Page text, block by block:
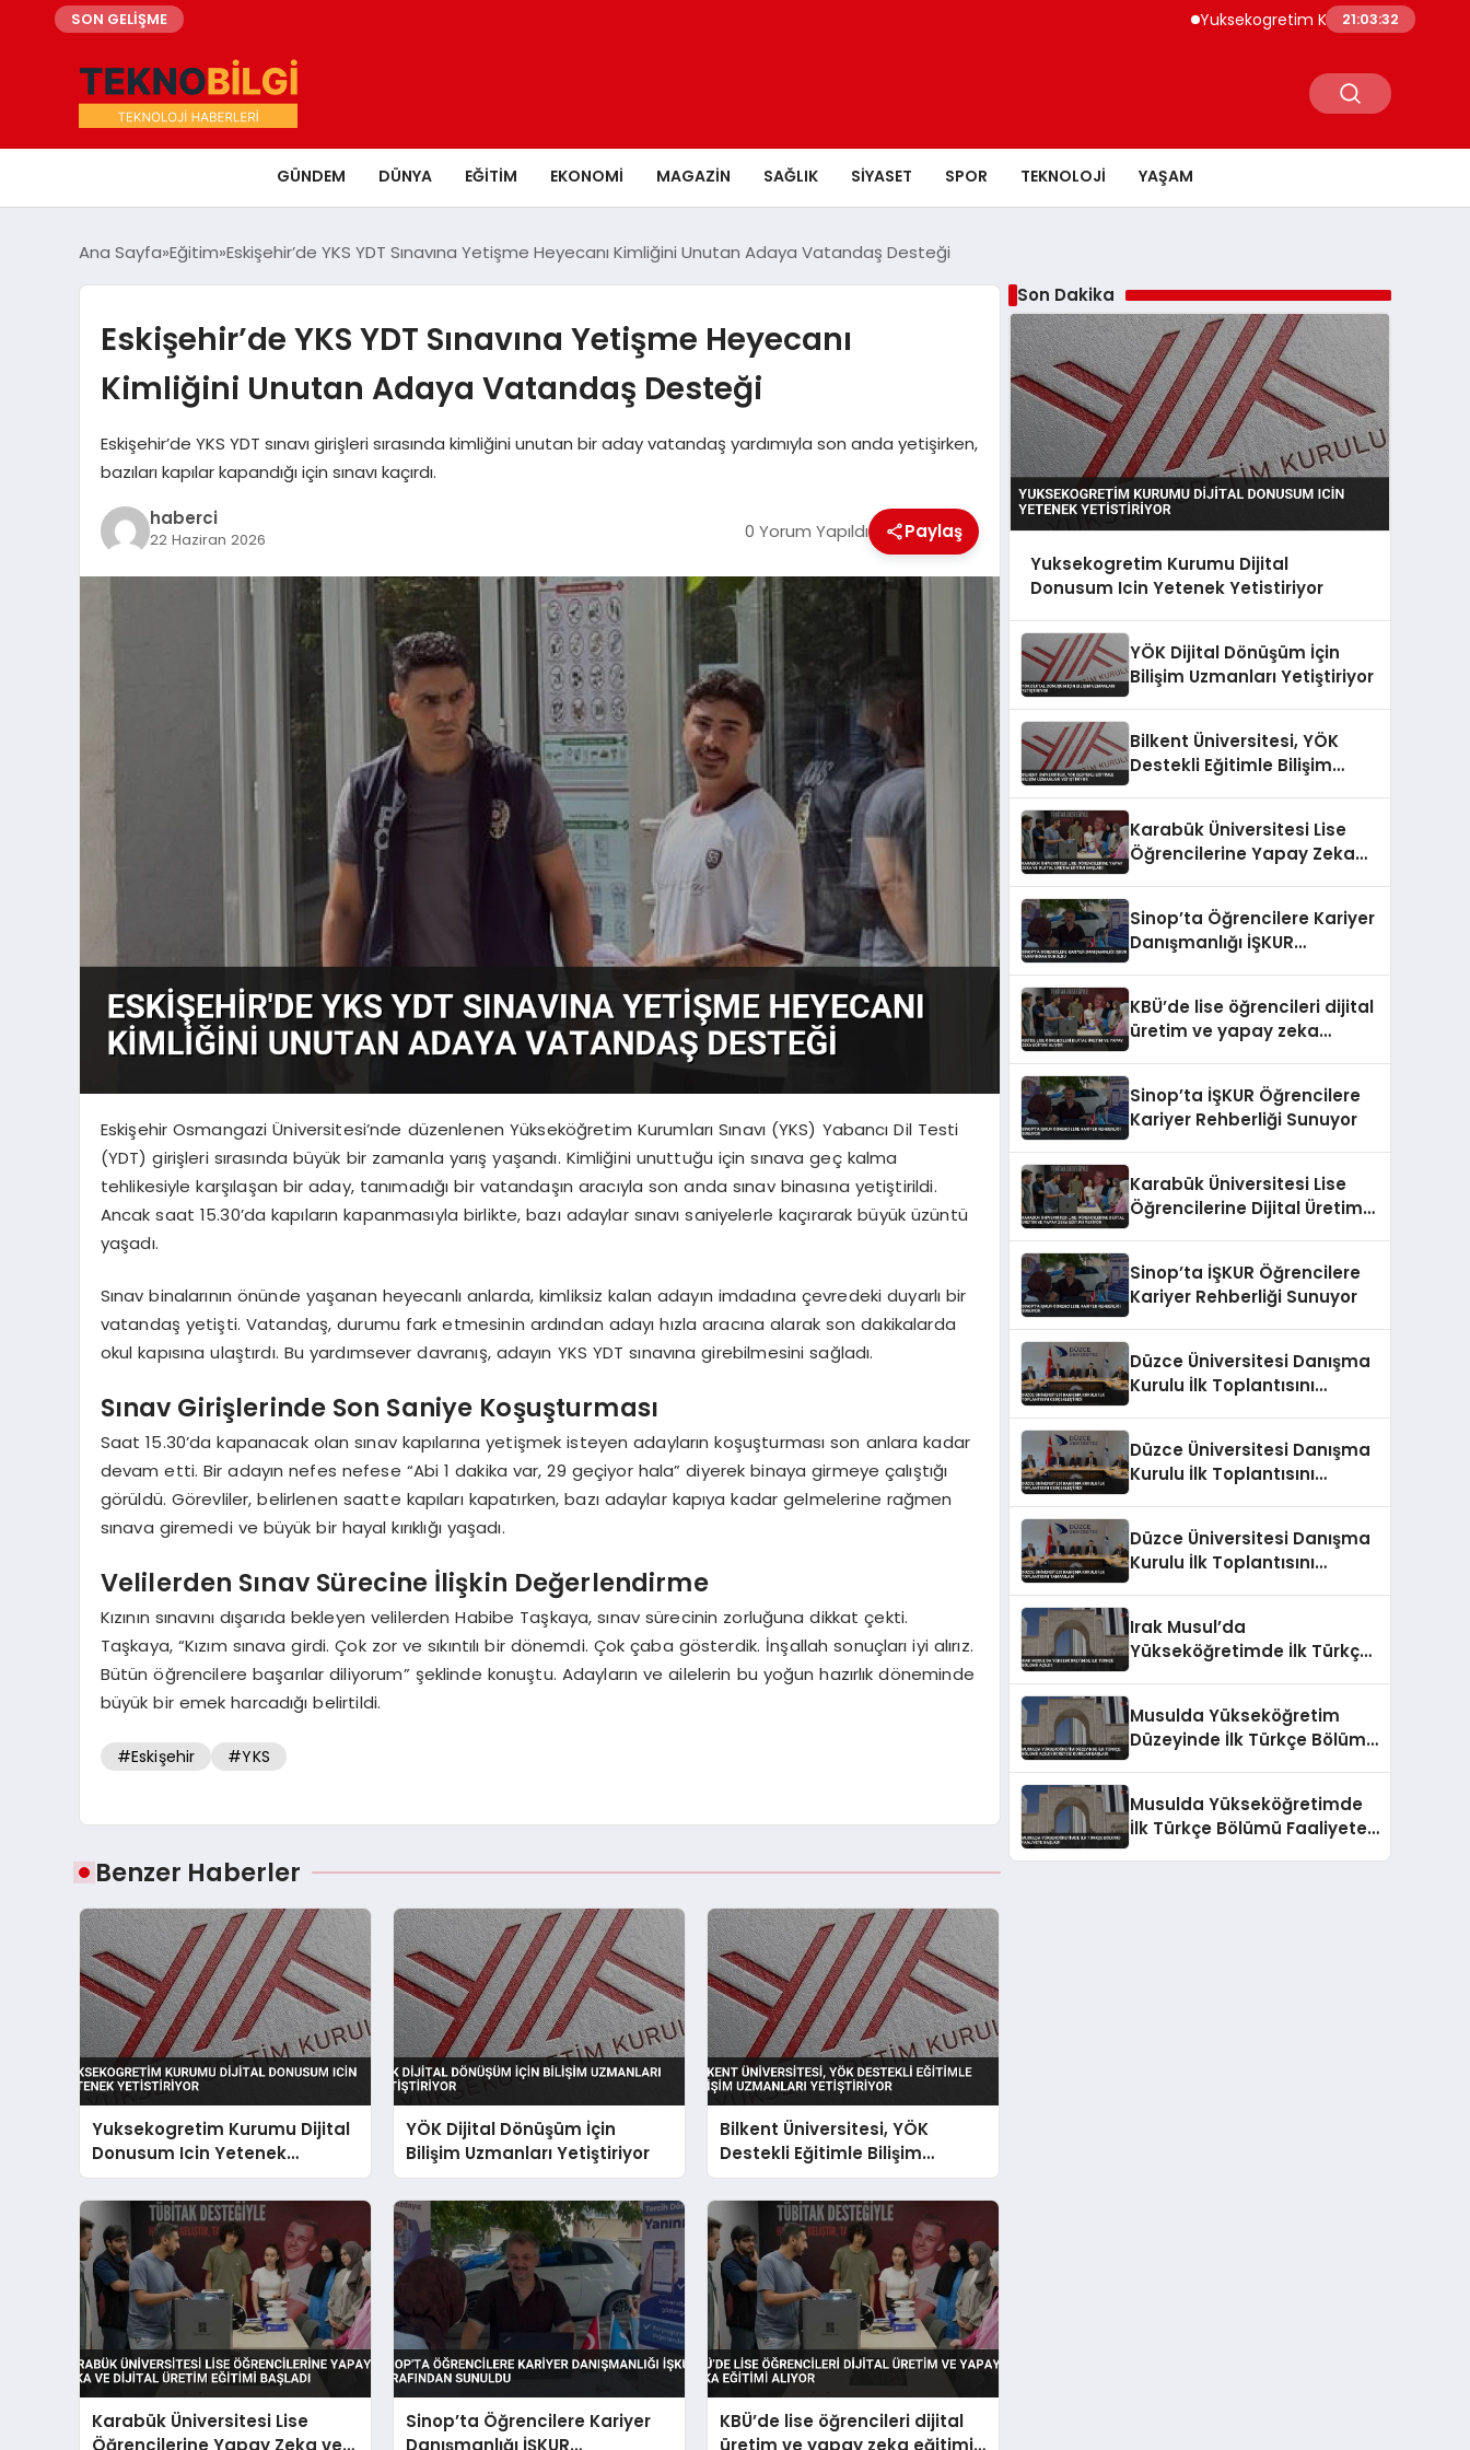
SON GELİŞME Yuksekogretim Kurumu Dijital Donusum
21:03:33
GÜNDEM DÜNYA EĞITIM EKONOMI MAGAZIN SAĞLIK SIYASET SPOR TEKNOLOJI YAŞAM
Ana Sayfa Eğitim Eskişehir’de YKS YDT Sınavına Yetişme Heyecanı Kimliğini Unutan Adaya Vatandaş Desteği
Eskişehir’de YKS YDT Sınavına Yetişme Heyecanı
Kimliğini Unutan Adaya Vatandaş Desteği
Eskişehir’de YKS YDT sınavı girişleri sırasında kimliğini unutan bir aday vatandaş yardımıyla son anda yetişirken,
bazıları kapılar kapandığı için sınavı kaçırdı.
haberci
22 Haziran 2026 0 Yorum Yapıldı Paylaş
Eskişehir Osmangazi Üniversitesi’nde düzenlenen Yükseköğretim Kurumları Sınavı (YKS) Yabancı Dil Testi
(YDT) girişleri sırasında büyük bir zamanla yarış yaşandı. Kimliğini unuttuğu için sınava geç kalma
tehlikesiyle karşılaşan bir aday, tanımadığı bir vatandaşın aracıyla son anda sınav binasına yetiştirildi.
Ancak saat 15.30’da kapıların kapanmasıyla birlikte, bazı adaylar sınavı saniyelerle kaçırarak büyük üzüntü
yaşadı.
Sınav binalarının önünde yaşanan heyecanlı anlarda, kimliksiz kalan adayın imdadına çevredeki duyarlı bir
vatandaş yetişti. Vatandaş, durumu fark etmesinin ardından adayı hızla aracına alarak son dakikalarda
okul kapısına ulaştırdı. Bu yardımsever davranış, adayın YKS YDT sınavına girebilmesini sağladı.
Sınav Girişlerinde Son Saniye Koşuşturması
Saat 15.30’da kapanacak olan sınav kapılarına yetişmek isteyen adayların koşuşturması son anlara kadar
devam etti. Bir adayın nefes nefese “Abi 1 dakika var, 29 geçiyor hala” diyerek binaya girmeye çalıştığı
görüldü. Görevliler, belirlenen saatte kapıları kapatırken, bazı adaylar kapıya kadar gelmelerine rağmen
sınava giremedi ve büyük bir hayal kırıklığı yaşadı.
Velilerden Sınav Sürecine İlişkin Değerlendirme
Kızının sınavını dışarıda bekleyen velilerden Habibe Taşkaya, sınav sürecinin zorluğuna dikkat çekti.
Taşkaya, “Kızım sınava girdi. Çok zor ve sıkıntılı bir dönemdi. Çok çaba gösterdik. İnşallah sonuçları iyi alırız.
Bütün öğrencilere başarılar diliyorum” şeklinde konuştu. Adayların ve ailelerin bu yoğun hazırlık döneminde
büyük bir emek harcadığı belirtildi.
#Eskişehir #YKS
Benzer Haberler
Yuksekogretim Kurumu Dijital
Donusum Icin Yetenek
Yetistiriyor
YÖK Dijital Dönüşüm İçin
Bilişim Uzmanları Yetiştiriyor
Bilkent Üniversitesi, YÖK
Destekli Eğitimle Bilişim
Uzmanları Yetiştiriyor
Karabük Üniversitesi Lise
Öğrencilerine Yapay Zeka ve
Sinop’ta Öğrencilere Kariyer
Danışmanlığı İŞKUR
KBÜ’de lise öğrencileri dijital
üretim ve yapay zeka eğitimi
Son Dakika
Yuksekogretim Kurumu Dijital
Donusum Icin Yetenek Yetistiriyor
YÖK Dijital Dönüşüm İçin
Bilişim Uzmanları Yetiştiriyor
Bilkent Üniversitesi, YÖK
Destekli Eğitimle Bilişim
Karabük Üniversitesi Lise
Öğrencilerine Yapay Zeka
Sinop’ta Öğrencilere Kariyer
Danışmanlığı İŞKUR
KBÜ’de lise öğrencileri dijital
üretim ve yapay zeka
Sinop’ta İŞKUR Öğrencilere
Kariyer Rehberliği Sunuyor
Karabük Üniversitesi Lise
Öğrencilerine Dijital Üretim
Sinop’ta İŞKUR Öğrencilere
Kariyer Rehberliği Sunuyor
Düzce Üniversitesi Danışma
Kurulu İlk Toplantısını
Düzce Üniversitesi Danışma
Kurulu İlk Toplantısını
Düzce Üniversitesi Danışma
Kurulu İlk Toplantısını
Irak Musul’da
Yükseköğretimde İlk Türkçe
Musulda Yükseköğretim
Düzeyinde İlk Türkçe Bölümü
Musulda Yükseköğretimde
İlk Türkçe Bölümü Faaliyete